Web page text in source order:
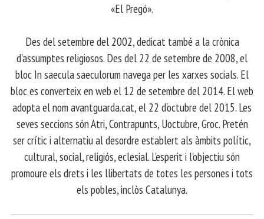
«El Pregó».
​ Des del setembre del 2002, dedicat també a la crònica
d'assumptes religiosos. Des del 22 de setembre de 2008, el
bloc In saecula saeculorum navega per les xarxes socials. El
bloc es converteix en web el 12 de setembre del 2014. El web
adopta el nom avantguarda.cat, el 22 d'octubre del 2015. Les
seves seccions són Atri, Contrapunts, Uoctubre, Groc. Pretén
ser crític i alternatiu al desordre establert als àmbits polític,
cultural, social, religiós, eclesial. L'esperit i l'objectiu són
promoure els drets i les llibertats de totes les persones i tots
els pobles, inclòs Catalunya.